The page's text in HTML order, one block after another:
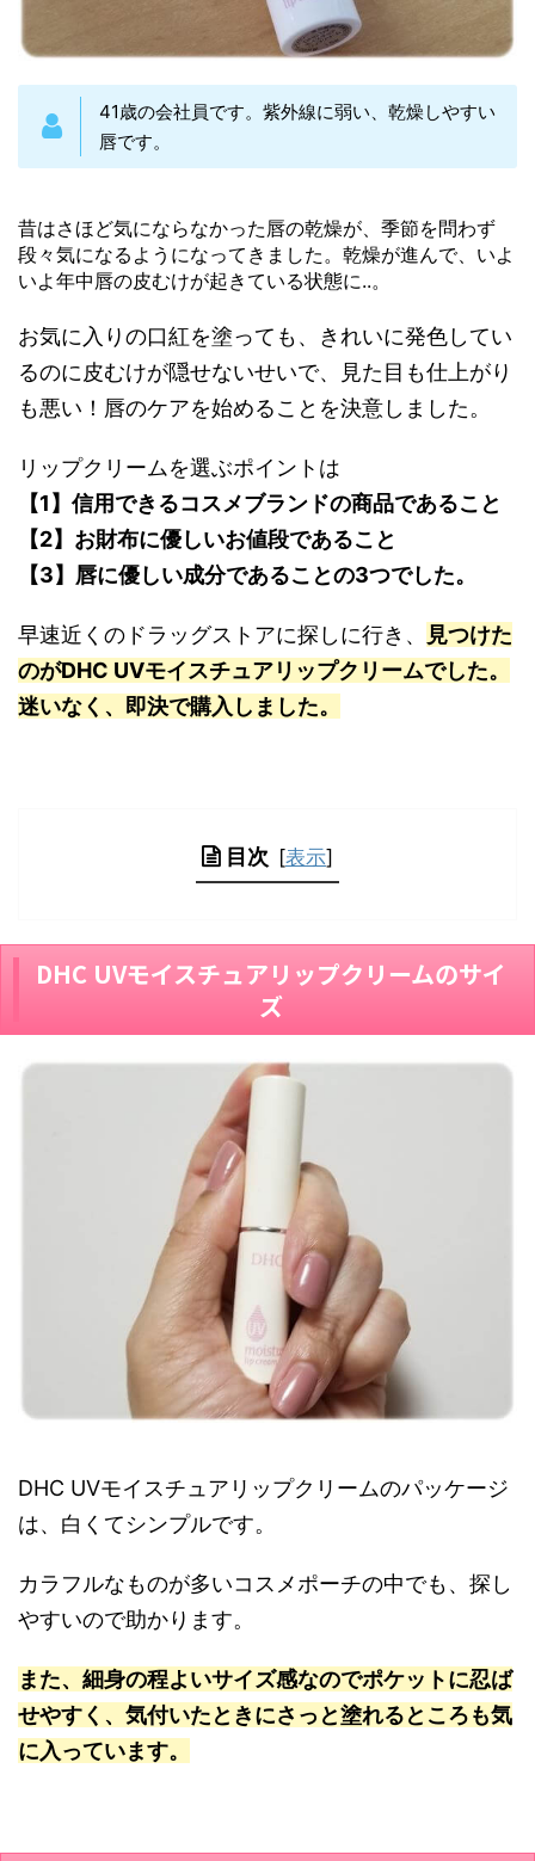
41歳の会社員です。紫外線に弱い、乾燥しやすい
唇です。
昔はさほど気にならなかった唇の乾燥が、季節を問わず
段々気になるようになってきました。乾燥が進んで、いよ
いよ年中唇の皮むけが起きている状態に..。
お気に入りの口紅を塗っても、きれいに発色してい
るのに皮むけが隠せないせいで、見た目も仕上がり
も悪い！唇のケアを始めることを決意しました。
リップクリームを選ぶポイントは
【1】信用できるコスメブランドの商品であること
【2】お財布に優しいお値段であること
【3】唇に優しい成分であることの3つでした。
早速近くのドラッグストアに探しに行き、
見つけた
のがDHC UVモイスチュアリップクリームでした。
迷いなく、即決で購入しました。
目次 [表示]
DHC UVモイスチュアリップクリームのサイ
ズ
DHC UVモイスチュアリップクリームのパッケージ
は、白くてシンプルです。
カラフルなものが多いコスメポーチの中でも、探し
やすいので助かります。
また、細身の程よいサイズ感なのでポケットに忍ば
せやすく、気付いたときにさっと塗れるところも気
に入っています。